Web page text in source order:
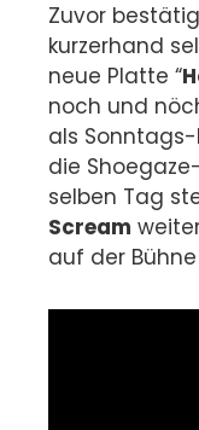
Zuvor
kurzerhand
neue Platte “
noch und
als
die
selben Tag
Scream
auf der